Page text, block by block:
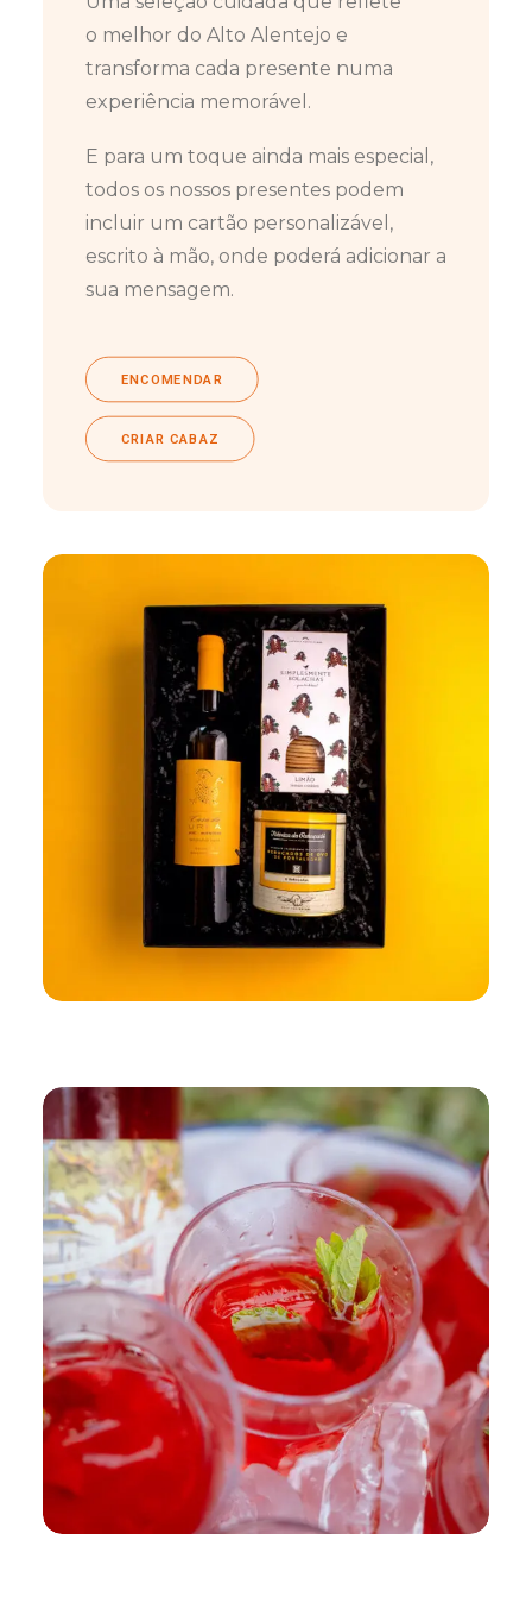
o melhor do Alto Alentejo e
transforma cada presente numa
experiência memorável.
E para um toque ainda mais especial,
todos os nossos presentes podem
incluir um cartão personalizável,
escrito à mão, onde poderá adicionar a
sua mensagem.
ENCOMENDAR
CRIAR CABAZ